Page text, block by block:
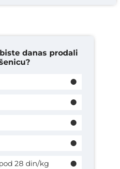
danas prodali
28 din/kg